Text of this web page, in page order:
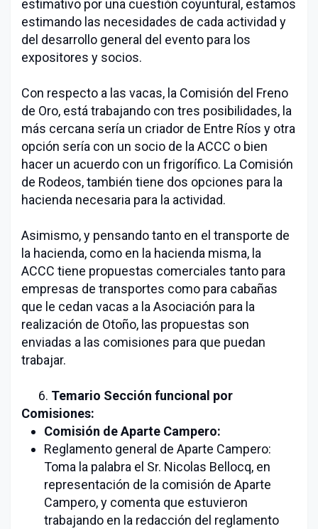
estimativo por una cuestión coyuntural, estamos
estimando las necesidades de cada actividad y
del desarrollo general del evento para los
expositores y socios.
Con respecto a las vacas, la Comisión del Freno
de Oro, está trabajando con tres posibilidades, la
más cercana sería un criador de Entre Ríos y otra
opción sería con un socio de la ACCC o bien
hacer un acuerdo con un frigorífico. La Comisión
de Rodeos, también tiene dos opciones para la
hacienda necesaria para la actividad.
Asimismo, y pensando tanto en el transporte de
la hacienda, como en la hacienda misma, la
ACCC tiene propuestas comerciales tanto para
empresas de transportes como para cabañas
que le cedan vacas a la Asociación para la
realización de Otoño, las propuestas son
enviadas a las comisiones para que puedan
trabajar.
6. Temario Sección funcional por
Comisiones:
Comisión de Aparte Campero:
Reglamento general de Aparte Campero:
Toma la palabra el Sr. Nicolas Bellocq, en
representación de la comisión de Aparte
Campero, y comenta que estuvieron
trabajando en la redacción del reglamento